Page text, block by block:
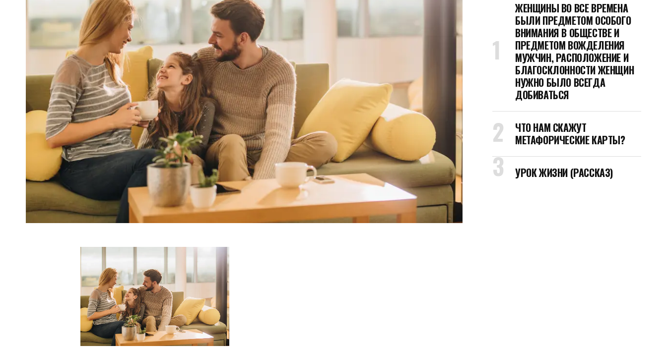
ЖЕНЩИНЫ ВО ВСЕ ВРЕМЕНА
БЫЛИ ПРЕДМЕТОМ ОСОБОГО
ВНИМАНИЯ В ОБЩЕСТВЕ И
ПРЕДМЕТОМ ВОЖДЕЛЕНИЯ
МУЖЧИН, РАСПОЛОЖЕНИЕ И
БЛАГОСКЛОННОСТИ ЖЕНЩИН
НУЖНО БЫЛО ВСЕГДА
ДОБИВАТЬСЯ
ЧТО НАМ СКАЖУТ
МЕТАФОРИЧЕСКИЕ КАРТЫ?
УРОК ЖИЗНИ (РАССКАЗ)